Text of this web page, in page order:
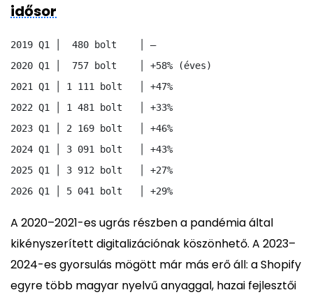
idősor
2019 Q1 │  480 bolt    │ –
2020 Q1 │  757 bolt    │ +58% (éves)
2021 Q1 │ 1 111 bolt   │ +47%
2022 Q1 │ 1 481 bolt   │ +33%
2023 Q1 │ 2 169 bolt   │ +46%
2024 Q1 │ 3 091 bolt   │ +43%
2025 Q1 │ 3 912 bolt   │ +27%
A 2020–2021-es ugrás részben a pandémia által
kikényszerített digitalizációnak köszönhető. A 2023–
2024-es gyorsulás mögött már más erő áll: a Shopify
egyre több magyar nyelvű anyaggal, hazai fejlesztői